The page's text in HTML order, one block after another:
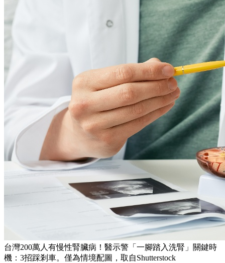
台灣200萬人有慢性腎臟病！醫示警「一腳踏入洗腎」關鍵時
機：3招踩剎車。僅為情境配圖，取自Shutterstock